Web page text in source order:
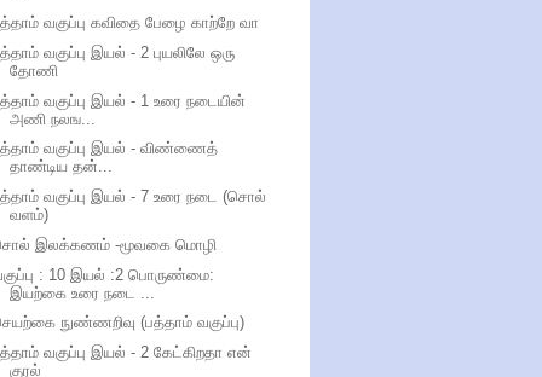
வகுப்பு கவிதை பேழை காற்றே வா
வகுப்பு இயல் - 2 புயலிலே ஒரு
தோணி
வகுப்பு இயல் - 1 உரை நடையின்
அணி நலங...
வகுப்பு இயல் - விண்ணைத்
தாண்டிய தன்...
வகுப்பு இயல் - 7 உரை நடை (சொல்
வளம்)
இலக்கணம் -மூவகை மொழி
: 10 இயல் :2 பொருண்மை:
இயற்கை உரை நடை ...
நுண்ணறிவு (பத்தாம் வகுப்பு)
வகுப்பு இயல் - 2 கேட்கிறதா என்
குரல்